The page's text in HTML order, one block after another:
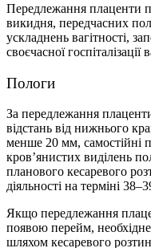
Передлежання плаценти
викидня, передчасних
ускладнень вагітності,
своєчасної госпіталізації
Пологи
За передлежання
відстань від нижнього
менше 20 мм, самостійні
кров’янистих виділень
планового кесаревого
діяльності на терміні
Якщо передлежання
появою перейм,
шляхом кесаревого